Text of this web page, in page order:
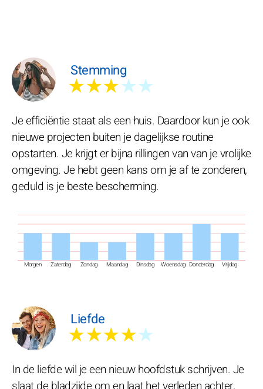
Stemming
★★★★★
Morgen Zaterdag Zondag Maandag Dinsdag Woensdag Donderdag Vrijdag
Je efficiëntie staat als een huis. Daardoor kun je ook
nieuwe projecten buiten je dagelijkse routine
opstarten. Je krijgt er bijna rillingen van van je vrolijke
omgeving. Je hebt geen kans om je af te zonderen,
geduld is je beste bescherming.
Liefde
★★★★★
In de liefde wil je een nieuw hoofdstuk schrijven. Je